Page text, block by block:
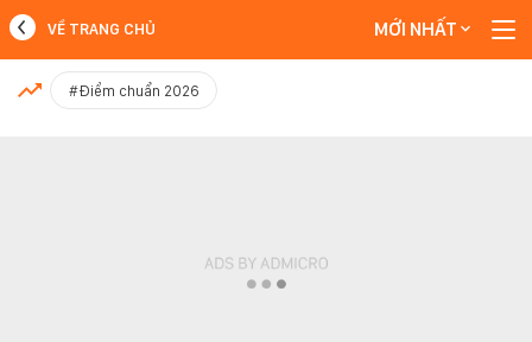
MỚI NHẤT
VỀ TRANG CHỦ MỚI NHẤT
#Điểm chuẩn 2026